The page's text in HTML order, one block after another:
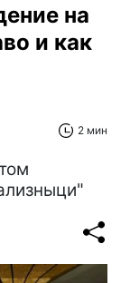
на
и как
2 мин